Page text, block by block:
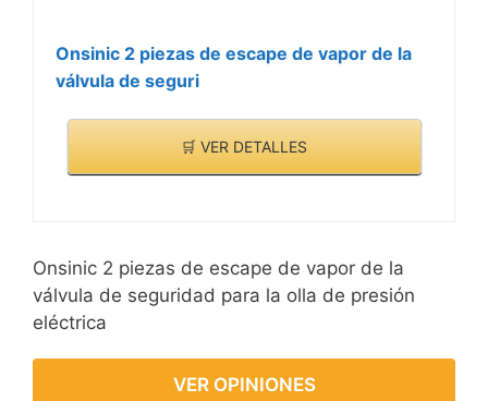
Onsinic 2 piezas de escape de vapor de la
válvula de seguri
🛒 VER DETALLES
Onsinic 2 piezas de escape de vapor de la
válvula de seguridad para la olla de presión
eléctrica
VER OPINIONES